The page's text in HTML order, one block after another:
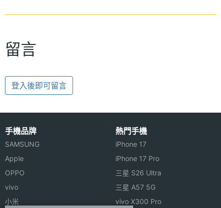
留言
登入後即可留言
手機品牌
SAMSUNG
Apple
OPPO
vivo
小米
熱門手機
iPhone 17
iPhone 17 Pro
三星 S26 Ultra
三星 A57 5G
vivo X300 Pro